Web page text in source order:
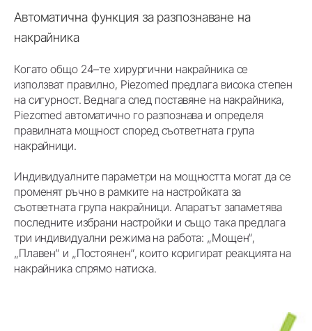
Автоматична функция за разпознаване на
накрайника
Когато общо 24–те хирургични накрайника се
използват правилно, Piezomed предлага висока степен
на сигурност. Веднага след поставяне на накрайника,
Piezomed автоматично го разпознава и определя
правилната мощност според съответната група
накрайници.
Индивидуалните параметри на мощността могат да се
променят ръчно в рамките на настройката за
съответната група накрайници. Апаратът запаметява
последните избрани настройки и също така предлага
три индивидуални режима на работа: „Мощен“,
„Плавен“ и „Постоянен“, които коригират реакцията на
накрайника спрямо натиска.